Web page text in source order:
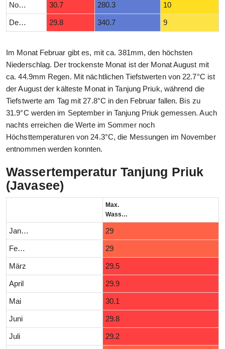
November 30.7 280.3 10
Dezember 29.8 340.7 9
Im Monat Februar gibt es, mit ca. 381mm, den höchsten
Niederschlag. Der trockenste Monat ist der Monat August mit
ca. 44.9mm Regen. Mit nächtlichen Tiefstwerten von 22.7°C ist
der August der kälteste Monat in Tanjung Priuk, während die
Tiefstwerte am Tag mit 27.8°C in den Februar fallen. Bis zu
31.9°C werden im September in Tanjung Priuk gemessen. Auch
nachts erreichen die Werte im Sommer noch
Höchsttemperaturen von 24.3°C, die Messungen im November
entnommen werden konnten.
Wassertemperatur Tanjung Priuk
(Javasee)
Max.
Wassertemperatur (°C)
Januar 29
Februar 29
März 29.5
April 29.9
Mai 30.1
Juni 29.8
Juli 29.2